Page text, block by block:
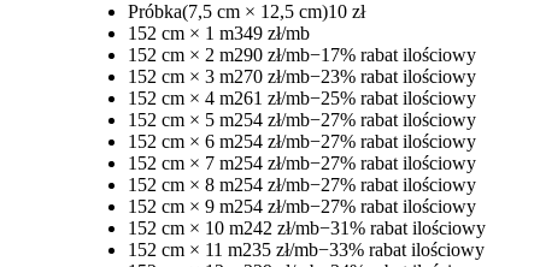
Próbka(7,5 cm × 12,5 cm)10 zł
152 cm × 1 m349 zł/mb
152 cm × 2 m290 zł/mb−17% rabat ilościowy
152 cm × 3 m270 zł/mb−23% rabat ilościowy
152 cm × 4 m261 zł/mb−25% rabat ilościowy
152 cm × 5 m254 zł/mb−27% rabat ilościowy
152 cm × 6 m254 zł/mb−27% rabat ilościowy
152 cm × 7 m254 zł/mb−27% rabat ilościowy
152 cm × 8 m254 zł/mb−27% rabat ilościowy
152 cm × 9 m254 zł/mb−27% rabat ilościowy
152 cm × 10 m242 zł/mb−31% rabat ilościowy
152 cm × 11 m235 zł/mb−33% rabat ilościowy